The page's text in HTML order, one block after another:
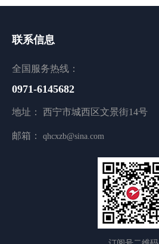
联系信息
全国服务热线：
0971-6145682
地址： 西宁市城西区文景街14号
邮箱： qhcxzb@sina.com